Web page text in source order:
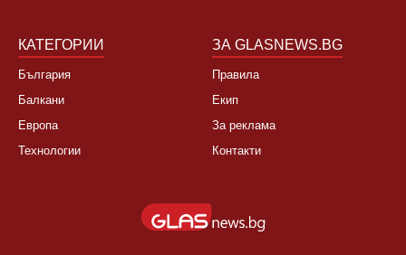
КАТЕГОРИИ
България
Балкани
Европа
Технологии
ЗА GLASNEWS.BG
Правила
Екип
За реклама
Контакти